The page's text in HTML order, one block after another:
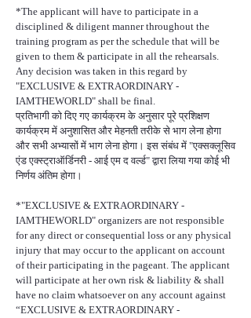
*The applicant will have to participate in a
disciplined & diligent manner throughout the
training program as per the schedule that will be
given to them & participate in all the rehearsals.
Any decision was taken in this regard by
"EXCLUSIVE & EXTRAORDINARY -
IAMTHEWORLD" shall be final.
प्रतिभागी को दिए गए कार्यक्रम के अनुसार पूरे प्रशिक्षण
कार्यक्रम में अनुशासित और मेहनती तरीके से भाग लेना होगा
और सभी अभ्यासों में भाग लेना होगा। इस संबंध में "एक्सक्लूसिव
एंड एक्स्ट्राऑर्डिनरी - आई एम द वर्ल्ड" द्वारा लिया गया कोई भी
निर्णय अंतिम होगा।
*"EXCLUSIVE & EXTRAORDINARY -
IAMTHEWORLD" organizers are not responsible
for any direct or consequential loss or any physical
injury that may occur to the applicant on account
of their participating in the pageant. The applicant
will participate at her own risk & liability & shall
have no claim whatsoever on any account against
“EXCLUSIVE & EXTRAORDINARY -